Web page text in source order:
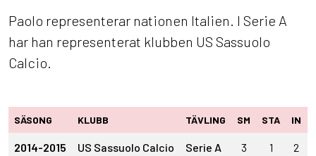
Paolo representerar nationen Italien. I Serie A
har han representerat klubben US Sassuolo
Calcio.
SÄSONG KLUBB TÄVLING SM STA IN
2014-2015 US Sassuolo Calcio Serie A 3 1 2